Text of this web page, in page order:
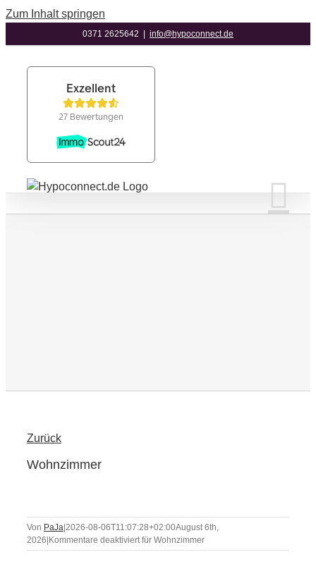
Zum Inhalt springen
0371 2625642 info@hypoconnect.de
Zurück
Wohnzimmer
Von PaJa 2026-08-06T11:07:28+02:00August 6th,
2026 Kommentare deaktiviertfür Wohnzimmer